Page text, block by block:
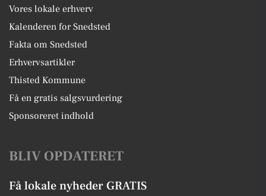
Vores lokale erhverv
Kalenderen for Snedsted
Fakta om Snedsted
Erhvervsartikler
Thisted Kommune
Få en gratis salgsvurdering
Sponsoreret indhold
BLIV OPDATERET
Få lokale nyheder GRATIS